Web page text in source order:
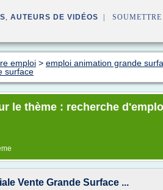
, AUTEURS DE VIDÉOS | SOUMETTRE
emploi > emploi animation grande
surface
le thème : recherche
Vente Grande Surface ...